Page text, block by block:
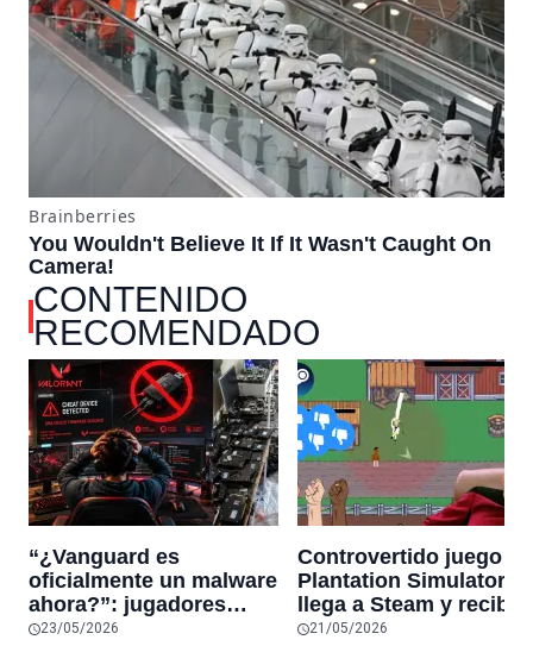
CONTENIDO
RECOMENDADO
“¿Vanguard es
oficialmente un malware
ahora?”: jugadores
reaccionan al sistema
23/05/2026
Controvertido juego
Plantation Simulator
llega a Steam y recibe
una ola de críticas por
21/05/2026